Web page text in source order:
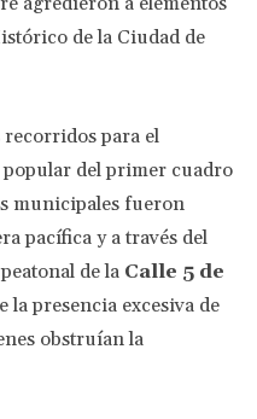
de la Ciudad de
recorridos para el
del primer cuadro
municipales fueron
pacífica y a través del
de la Calle 5 de
la presencia excesiva de
obstruían la